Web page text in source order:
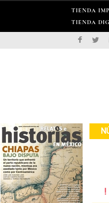
TIENDA
TIENDA
!